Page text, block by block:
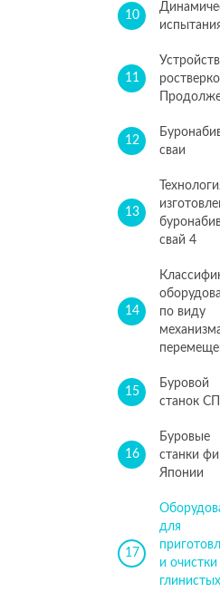
10
11
12
сваи
13
свай 4
14
по виду
15
Буровой
станок
16
Буровые
станки
Японии
17
для
и очистки
глинистых